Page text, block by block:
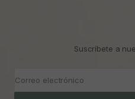
Suscríbete a
Correo electrónico